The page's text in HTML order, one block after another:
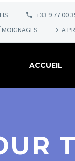
+33 9 77 00
A
ACCUEIL